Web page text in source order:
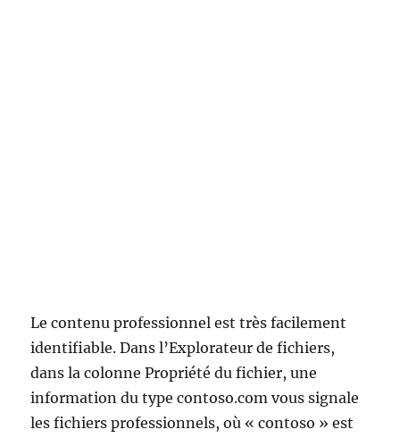
Le contenu professionnel est très facilement
identifiable. Dans l’Explorateur de fichiers,
dans la colonne Propriété du fichier, une
information du type contoso.com vous signale
les fichiers professionnels, où « contoso » est